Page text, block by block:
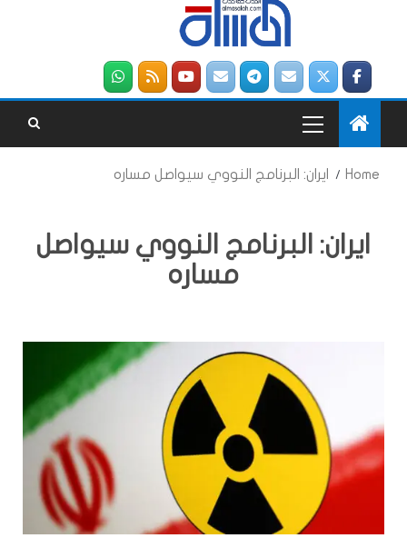
Home ايران: البرنامج النووي سيواصل مساره
ايران: البرنامج النووي سيواصل
مساره